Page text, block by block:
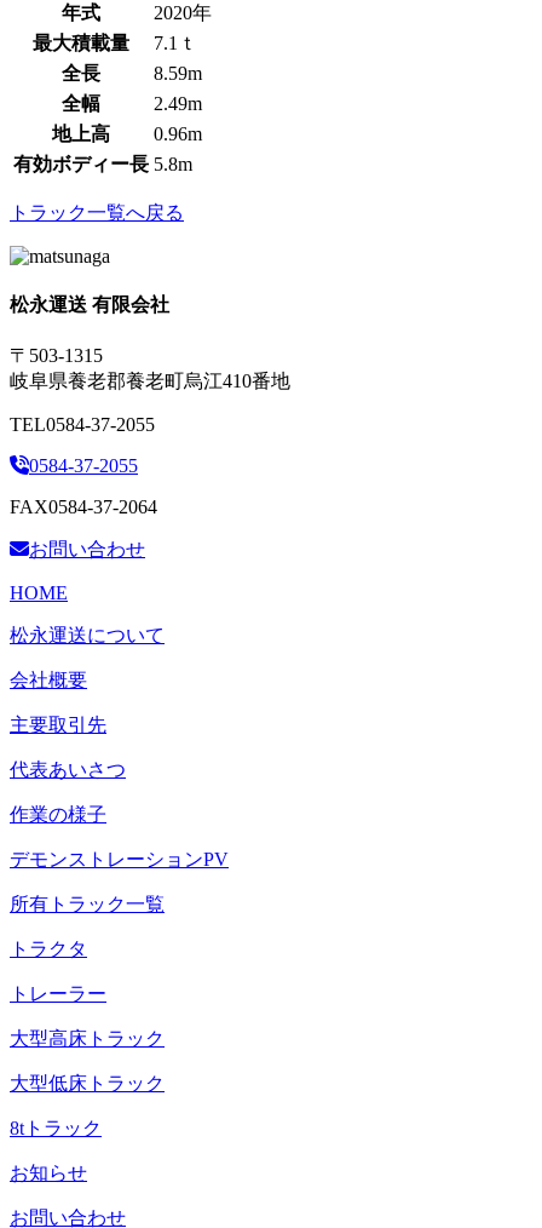
年式
2020年
最大積載量
7.1ｔ
全長
8.59m
全幅
2.49m
地上高
0.96m
有効ボディー長 5.8m
トラック一覧へ戻る
松永運送 有限会社
〒503-1315
岐阜県養老郡養老町烏江410番地
TEL0584-37-2055
0584-37-2055
FAX0584-37-2064
お問い合わせ
HOME
松永運送について
会社概要
主要取引先
代表あいさつ
作業の様子
デモンストレーションPV
所有トラック一覧
トラクタ
トレーラー
大型高床トラック
大型低床トラック
8tトラック
お知らせ
お問い合わせ